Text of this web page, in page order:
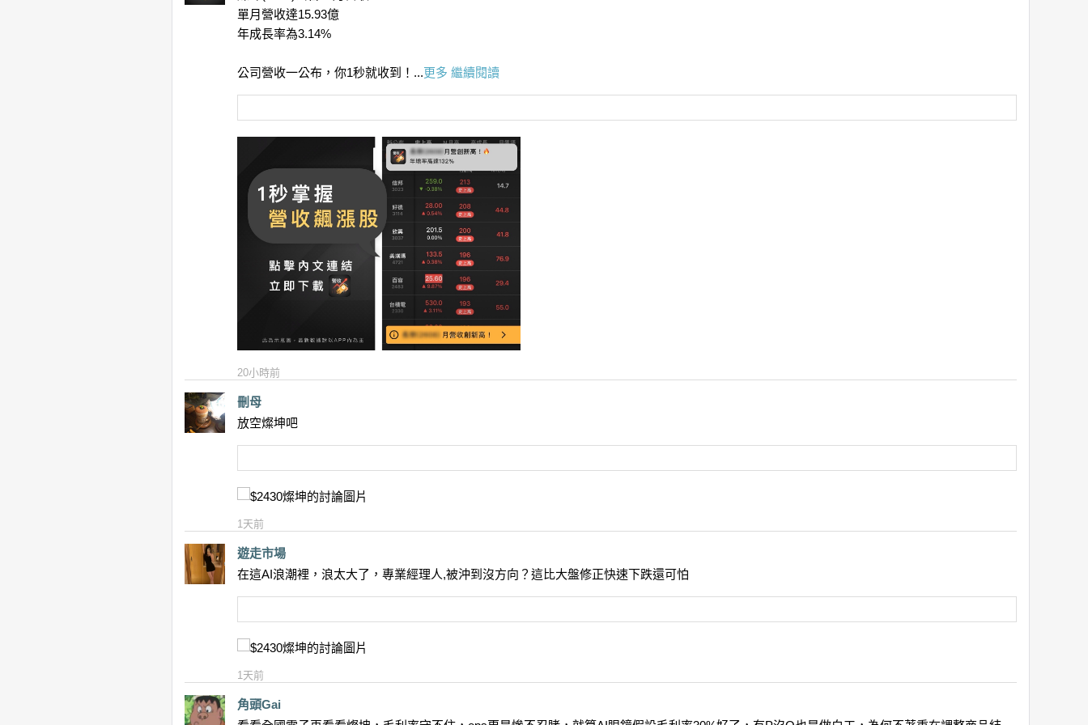
單月營收達15.93億
年成長率為3.14%
公司營收一公布，你1秒就收到！...更多 繼續閱讀
20小時前
刪母
放空燦坤吧
1天前
遊走市場
在這AI浪潮裡，浪太大了，專業經理人,被沖到沒方向？這比大盤修正快速下跌還可怕
1天前
角頭Gai